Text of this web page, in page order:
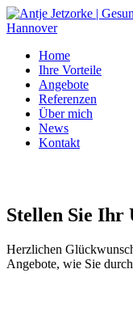
Home
Ihre Vorteile
Angebote
Referenzen
Über mich
News
Kontakt
Stellen Sie Ihr
Herzlichen
Angebote, wie Sie